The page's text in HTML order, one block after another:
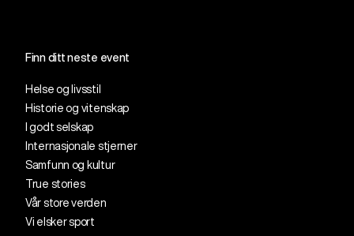
Finn ditt neste event
Helse og livsstil
Historie og vitenskap
I godt selskap
Internasjonale stjerner
Samfunn og kultur
True stories
Vår store verden
Vi elsker sport